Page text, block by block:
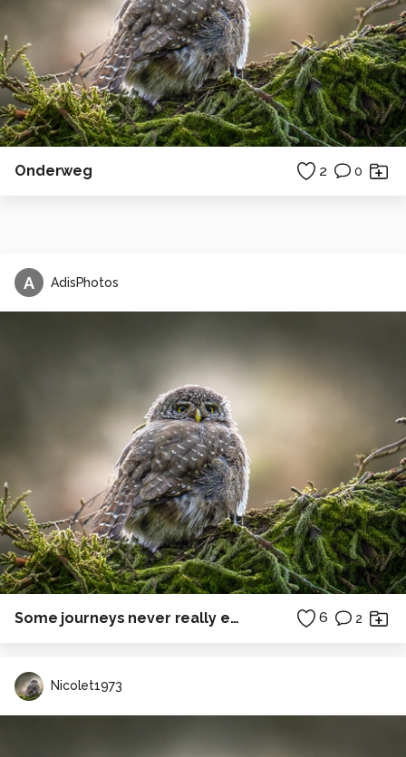
Onderweg 2 0
A AdisPhotos
Some journeys never really end. 6 2
Nicolet1973